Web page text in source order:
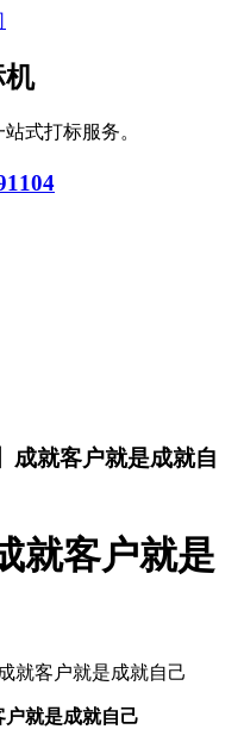
机
式打标服务。
成就客户就是成就自
就客户就是
就客户就是成就自己
户就是成就自己